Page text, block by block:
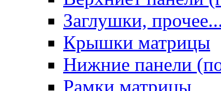
Заглушки,
Крышки матрицы
Нижние панели
Рамки матрицы